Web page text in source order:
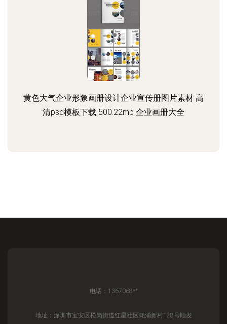
黄色大气企业形象画册设计企业宣传册图片素材 高
清psd模板下载 500.22mb 企业画册大全
电话：1367068**
地址：深圳市宝安区松岗街道红星社区蚝涌新村128号顺发